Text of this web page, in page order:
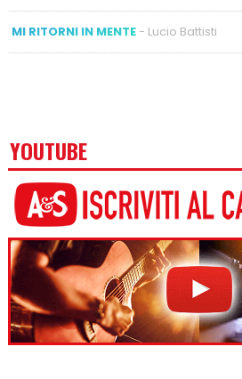
MI RITORNI IN MENTE- Lucio Battisti
YOUTUBE